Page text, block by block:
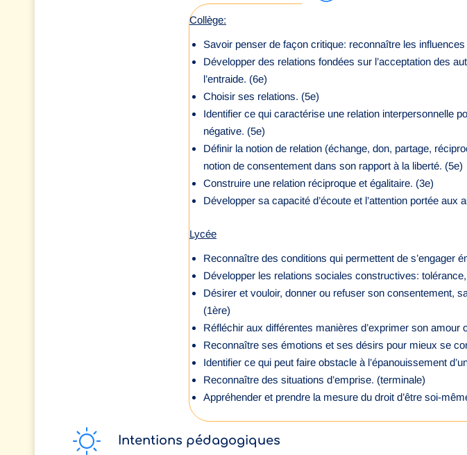
Collège:
Savoir penser de façon critique: reconnaître les
Développer des relations fondées sur l’acceptation des
l’entraide. (6e)
Choisir ses relations. (5e)
Identifier ce qui caractérise une relation interpersonnelle
négative. (5e)
Définir la notion de relation (échange, don, partage,
notion de consentement dans son rapport à la liberté. (5e)
Construire une relation réciproque et égalitaire. (3e)
Développer sa capacité d’écoute et l’attention portée aux
Lycée
Reconnaître des conditions qui permettent de s’engager
Développer les relations sociales constructives:
Désirer et vouloir, donner ou refuser son consentement,
(1ère)
Réfléchir aux différentes manières d’exprimer son amour
Reconnaître ses émotions et ses désirs pour mieux se
Identifier ce qui peut faire obstacle à l’épanouissement
Reconnaître des situations d’emprise. (terminale)
Appréhender et prendre la mesure du droit d’être soi-
Intentions pédagogiques